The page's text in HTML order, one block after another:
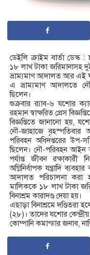
ডেইলি ক্রাইম বার্তা ডেস্ক
১৮ লাখ টাকা জরিমানাসহ
ভ্রাম্যমাণ আদালত আর এই
এ ভ্রাম্যমাণ আদালতে নৌ-
ছিলেন।
শুক্রবার র‍্যাব-৬ যশোর
রহমান স্বাক্ষরিত প্রেস
বিজ্ঞপ্তিতে জানানো হয়,
নৌ-জাহাজে
পরিবহন অধিদপ্তরের উপ-
ছিলেন। নৌ-পরিবহন আইন
পর্যাপ্ত জীবন রক্ষাকারী
অগ্নিনির্বাপক যন্ত্রাদি
আদালত পরিচালনা
মালিককে ১৮ লাখ টাকা
বিনাশ্রম কারাদণ্ড দেয়া হয়।
এছাড়া বিনাশ্রমে
(২৮)। তাদের যশোর
কোম্পানি কমান্ডার জনাব,